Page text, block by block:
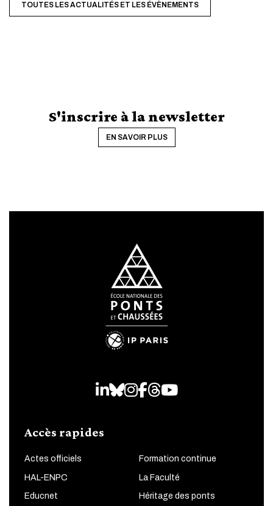
TOUTES LES ACTUALITÉS ET LES ÉVÈNEMENTS
S'inscrire à la newsletter
EN SAVOIR PLUS
LinkedIn
Bluesky
Instagram
Facebook
Threads
Youtube
Accès rapides
Actes officiels Formation continue
HAL-ENPC La Faculté
Educnet Héritage des ponts